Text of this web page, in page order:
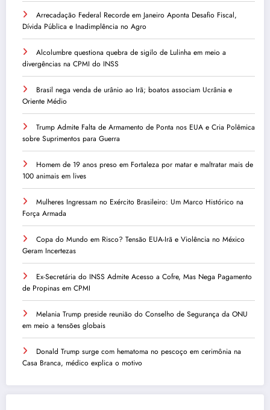
Arrecadação Federal Recorde em Janeiro Aponta Desafio Fiscal,
Dívida Pública e Inadimplência no Agro
Alcolumbre questiona quebra de sigilo de Lulinha em meio a
divergências na CPMI do INSS
Brasil nega venda de urânio ao Irã; boatos associam Ucrânia e
Oriente Médio
Trump Admite Falta de Armamento de Ponta nos EUA e Cria Polêmica
sobre Suprimentos para Guerra
Homem de 19 anos preso em Fortaleza por matar e maltratar mais de
100 animais em lives
Mulheres Ingressam no Exército Brasileiro: Um Marco Histórico na
Força Armada
Copa do Mundo em Risco? Tensão EUA-Irã e Violência no México
Geram Incertezas
Ex-Secretária do INSS Admite Acesso a Cofre, Mas Nega Pagamento
de Propinas em CPMI
Melania Trump preside reunião do Conselho de Segurança da ONU
em meio a tensões globais
Donald Trump surge com hematoma no pescoço em cerimônia na
Casa Branca, médico explica o motivo